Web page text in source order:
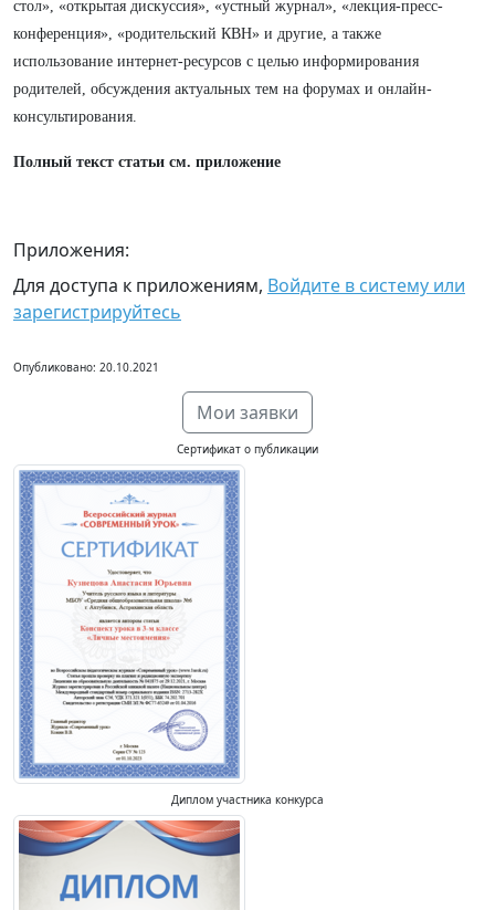
стол», «открытая дискуссия», «устный журнал», «лекция-пресс-
конференция», «родительский КВН» и другие, а также
использование интернет-ресурсов с целью информирования
родителей, обсуждения актуальных тем на форумах и онлайн-
консультирования.
Полный текст статьи см. приложение
Приложения:
Для доступа к приложениям, Войдите в систему или
зарегистрируйтесь
Опубликовано: 20.10.2021
Мои заявки
Сертификат о публикации
Диплом участника конкурса